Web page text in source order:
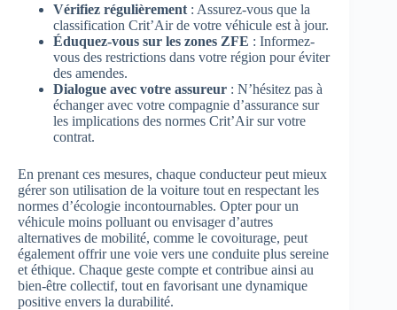
Vérifiez régulièrement : Assurez-vous que la
classification Crit’Air de votre véhicule est à jour.
Éduquez-vous sur les zones ZFE : Informez-
vous des restrictions dans votre région pour éviter
des amendes.
Dialogue avec votre assureur : N’hésitez pas à
échanger avec votre compagnie d’assurance sur
les implications des normes Crit’Air sur votre
contrat.
En prenant ces mesures, chaque conducteur peut mieux
gérer son utilisation de la voiture tout en respectant les
normes d’écologie incontournables. Opter pour un
véhicule moins polluant ou envisager d’autres
alternatives de mobilité, comme le covoiturage, peut
également offrir une voie vers une conduite plus sereine
et éthique. Chaque geste compte et contribue ainsi au
bien-être collectif, tout en favorisant une dynamique
positive envers la durabilité.